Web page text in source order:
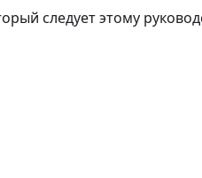
следует этому